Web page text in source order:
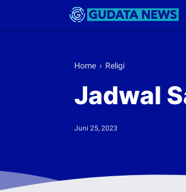
Home › Religi
Jadwal
Juni 25, 2023